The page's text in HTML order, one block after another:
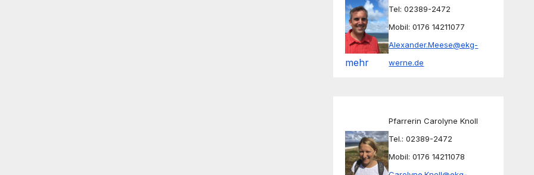
mehr
Tel: 02389-2472
Mobil: 0176 14211077
Alexander.Meese@ekg-
werne.de
Pfarrerin Carolyne Knoll
Tel.: 02389-2472
Mobil: 0176 14211078